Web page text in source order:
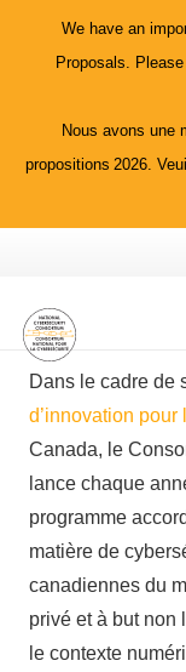
We have an
Proposals.
Nous avons une
propositions 2026.
Dans le cadre de
d’innovation pour
Canada, le
lance chaque
programme
matière de
canadiennes du
privé et à but non
le contexte